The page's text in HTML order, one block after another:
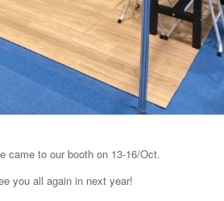
came to our booth on 13-16/Oct.
you all again in next year!